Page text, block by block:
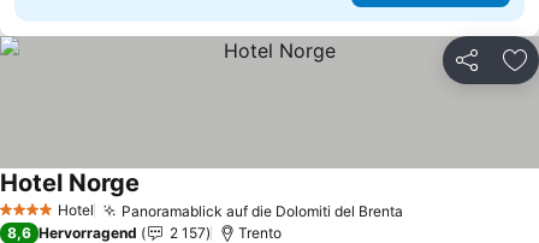
Teilen
4 Sterne Hotel Panoramablick auf die Dolomiti del Brenta
Hotel Norge
8,6 Hervorragend 2 157 Trento